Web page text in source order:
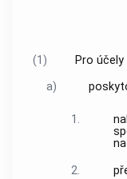
(1)
Pro
a)
1.
2.